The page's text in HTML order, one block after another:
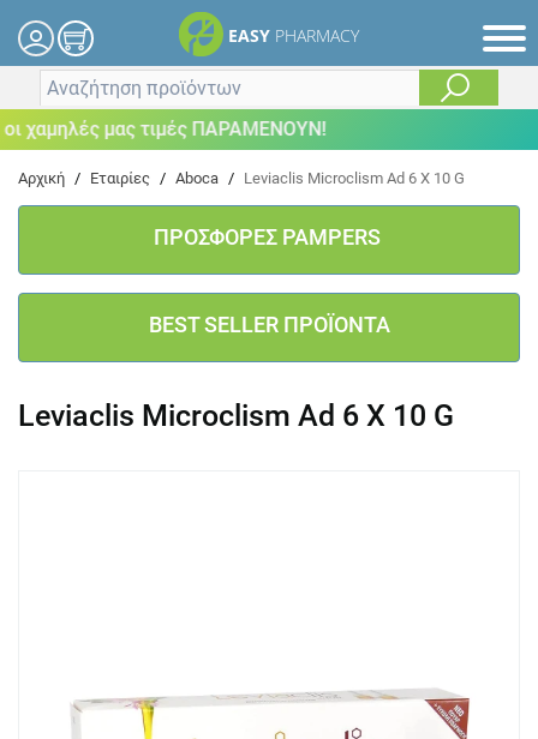
EASY PHARMACY
μας τιμές ΠΑΡΑΜΕΝΟΥΝ!
Αρχική / Εταιρίες / Aboca / Leviaclis Microclism Ad 6 X 10 G
ΠΡΟΣΦΟΡΕΣ PAMPERS
BEST SELLER ΠΡΟΪΟΝΤΑ
Leviaclis Microclism Ad 6 X 10 G